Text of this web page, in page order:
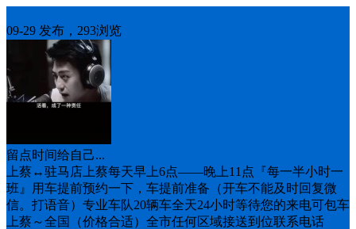
09-29 发布，293浏览
留点时间给自己...
上蔡↔️驻马店上蔡每天早上6点——晚上11点『每一半小时一
班』用车提前预约一下，车提前准备（开车不能及时回复微
信。打语音）专业车队20辆车全天24小时等待您的来电可包车
上蔡～全国（价格合适）全市任何区域接送到位联系电话